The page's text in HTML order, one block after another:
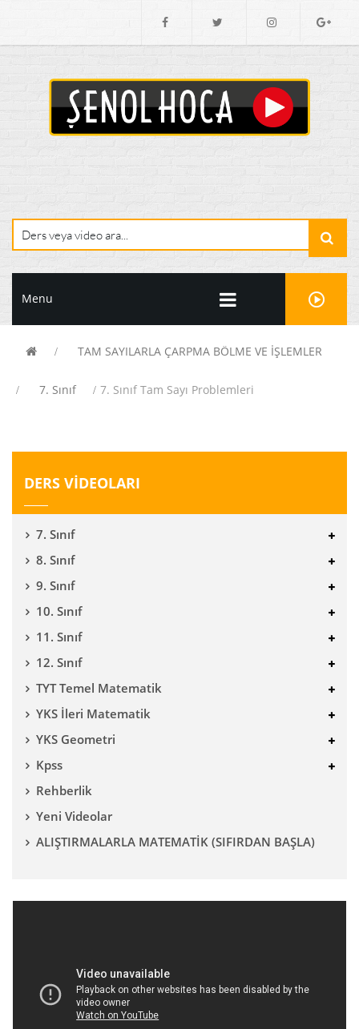
Menu
TAM SAYILARLA ÇARPMA BÖLME VE İŞLEMLER
7. Sınıf 7. Sınıf Tam Sayı Problemleri
DERS VİDEOLARI
7. Sınıf
8. Sınıf
9. Sınıf
10. Sınıf
11. Sınıf
12. Sınıf
TYT Temel Matematik
YKS İleri Matematik
YKS Geometri
Kpss
Rehberlik
Yeni Videolar
ALIŞTIRMALARLA MATEMATİK (SIFIRDAN BAŞLA)